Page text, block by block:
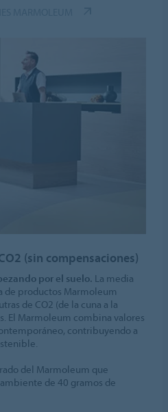
(sin compensaciones)
por el suelo. La media
de productos Marmoleum
de CO2 (de la cuna a la
El Marmoleum combina valores
contribuyendo a
del Marmoleum que
de 40 gramos de